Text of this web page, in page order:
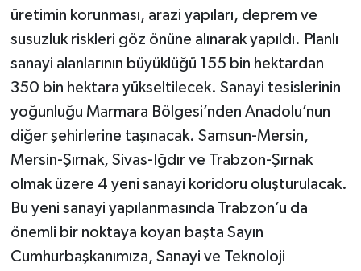
üretimin korunması, arazi yapıları, deprem ve
susuzluk riskleri göz önüne alınarak yapıldı. Planlı
sanayi alanlarının büyüklüğü 155 bin hektardan
350 bin hektara yükseltilecek. Sanayi tesislerinin
yoğunluğu Marmara Bölgesi’nden Anadolu’nun
diğer şehirlerine taşınacak. Samsun-Mersin,
Mersin-Şırnak, Sivas-Iğdır ve Trabzon-Şırnak
olmak üzere 4 yeni sanayi koridoru oluşturulacak.
Bu yeni sanayi yapılanmasında Trabzon’u da
önemli bir noktaya koyan başta Sayın
Cumhurbaşkanımıza, Sanayi ve Teknoloji